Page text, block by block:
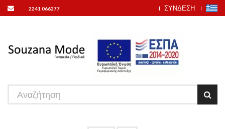
2241 066277 ΣΥΝΔΕΣΗ